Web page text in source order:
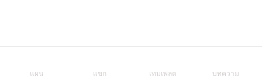
แผน แขก เทมเพลต บทความ